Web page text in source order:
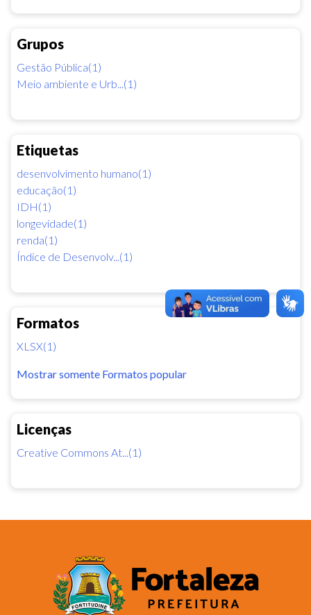
Grupos
Gestão Pública(1)
Meio ambiente e Urb...(1)
Etiquetas
desenvolvimento humano(1)
educação(1)
IDH(1)
longevidade(1)
renda(1)
Índice de Desenvolv...(1)
Formatos
XLSX(1)
Mostrar somente Formatos popular
Licenças
Creative Commons At...(1)